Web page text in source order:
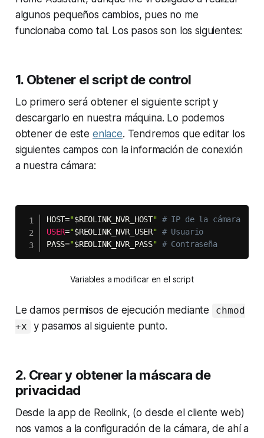
algunos pequeños cambios, pues no me
funcionaba como tal. Los pasos son los siguientes:
1. Obtener elscriptde control
Lo primero será obtener el siguientescripty
descargarlo en nuestra máquina. Lo podemos
obtener de este enlace. Tendremos que editar los
siguientes campos con la información de conexión
a nuestra cámara:
HOST="$REOLINK_NVR_HOST" # IP de la cámara
USER="$REOLINK_NVR_USER" # Usuario
PASS="$REOLINK_NVR_PASS" # Contraseña
Variables a modificar en el script
Le damos permisos de ejecución mediante
chmod
+x
y pasamos al siguiente punto.
2. Crear y obtener la máscara de
privacidad
Desde la app de Reolink, (o desde el cliente web)
nos vamos a la configuración de la cámara, de ahí a